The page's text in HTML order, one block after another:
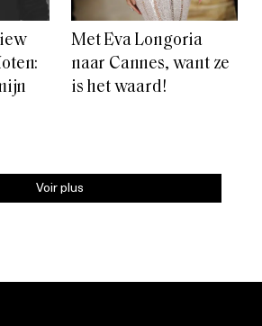
Met Eva Longoria
naar Cannes, want ze
is het waard!
Voir plus